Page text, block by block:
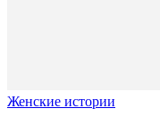
Женские истории